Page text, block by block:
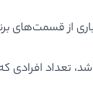
از قسمت‌های
تعداد افرادی